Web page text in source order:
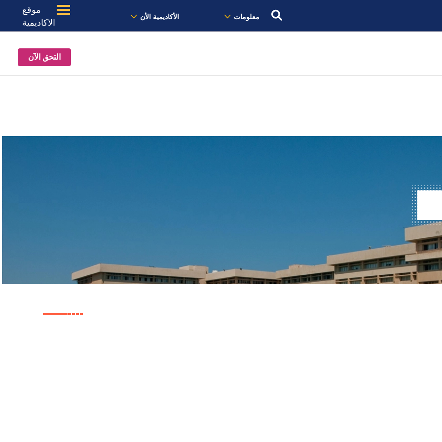
معلومات الأكاديمية الأن
موقع
الاكاديمية
الأخبار معنا الموقع
التحق الآن